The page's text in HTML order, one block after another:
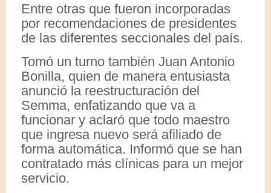
Entre otras que fueron incorporadas
por recomendaciones de presidentes
de las diferentes seccionales del país.
Tomó un turno también Juan Antonio
Bonilla, quien de manera entusiasta
anunció la reestructuración del
Semma, enfatizando que va a
funcionar y aclaró que todo maestro
que ingresa nuevo será afiliado de
forma automática. Informó que se han
contratado más clínicas para un mejor
servicio.